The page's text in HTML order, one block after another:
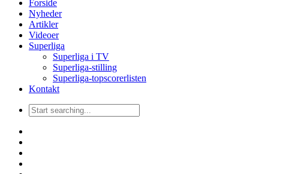
Forside
Nyheder
Artikler
Videoer
Superliga
Superliga i TV
Superliga-stilling
Superliga-topscorerlisten
Kontakt